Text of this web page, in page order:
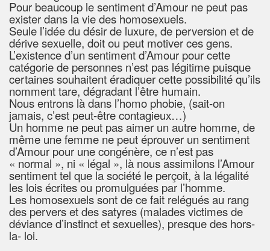
Pour beaucoup le sentiment d’Amour ne peut pas
exister dans la vie des homosexuels.
Seule l’idée du désir de luxure, de perversion et de
dérive sexuelle, doit ou peut motiver ces gens.
L’existence d’un sentiment d’Amour pour cette
catégorie de personnes n’est pas légitime puisque
certaines souhaitent éradiquer cette possibilité qu’ils
nomment tare, dégradant l’être humain.
Nous entrons là dans l’homo phobie, (sait-on
jamais, c’est peut-être contagieux…)
Un homme ne peut pas aimer un autre homme, de
même une femme ne peut éprouver un sentiment
d’Amour pour une congénère, ce n’est pas
« normal », ni « légal », là nous assimilons l’Amour
sentiment tel que la société le perçoit, à la légalité
les lois écrites ou promulguées par l’homme.
Les homosexuels sont de ce fait relégués au rang
des pervers et des satyres (malades victimes de
déviance d’instinct et sexuelles), presque des hors-
la- loi.